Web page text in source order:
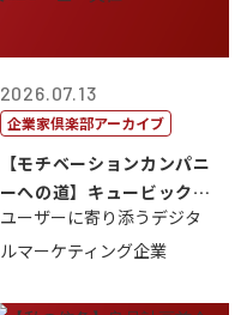
2026.07.13
企業家倶楽部アーカイブ
【モチベーションカンパニ
ーへの道】キュービック代
表取締役CE...
ユーザーに寄り添うデジタ
ルマーケティング企業